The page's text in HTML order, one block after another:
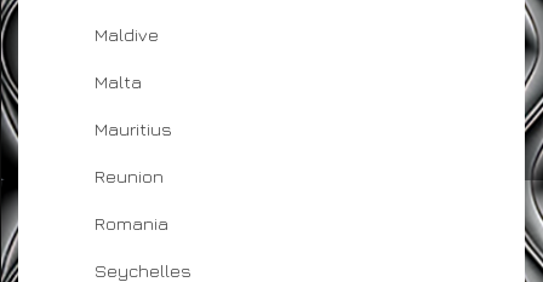
Maldive
Malta
Mauritius
Reunion
Romania
Seychelles